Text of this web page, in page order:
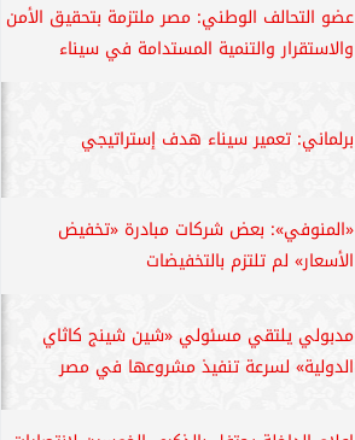
عضو التحالف الوطني: مصر ملتزمة بتحقيق الأمن
والاستقرار والتنمية المستدامة في سيناء
برلماني: تعمير سيناء هدف إستراتيجي
«المنوفي»: بعض شركات مبادرة «تخفيض
الأسعار» لم تلتزم بالتخفيضات
مدبولي يلتقي مسئولي «شين شينج كاثاي
الدولية» لسرعة تنفيذ مشروعها في مصر